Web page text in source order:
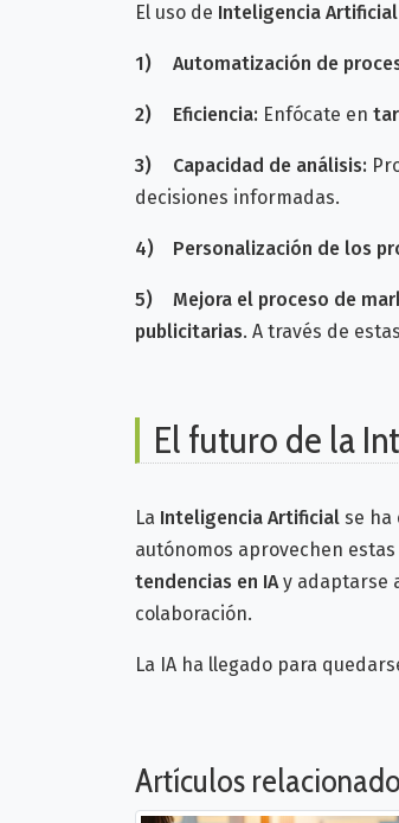
El uso de Inteligencia Artificial
1) Automatización de
2) Eficiencia: Enfócate en
3) Capacidad de análisis:
decisiones informadas.
4) Personalización de los
5) Mejora el proceso de
publicitarias. A través de
El futuro de la
La Inteligencia Artificial se ha
autónomos aprovechen
tendencias en IAy adaptarse
colaboración.
La IA ha llegado para
Artículos